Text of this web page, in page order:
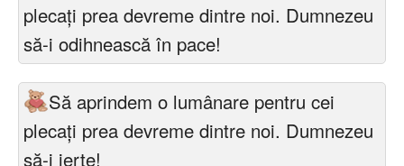
plecați prea devreme dintre noi. Dumnezeu
să-i odihnească în pace!
Să aprindem o lumânare pentru cei
plecați prea devreme dintre noi. Dumnezeu
să-i ierte!